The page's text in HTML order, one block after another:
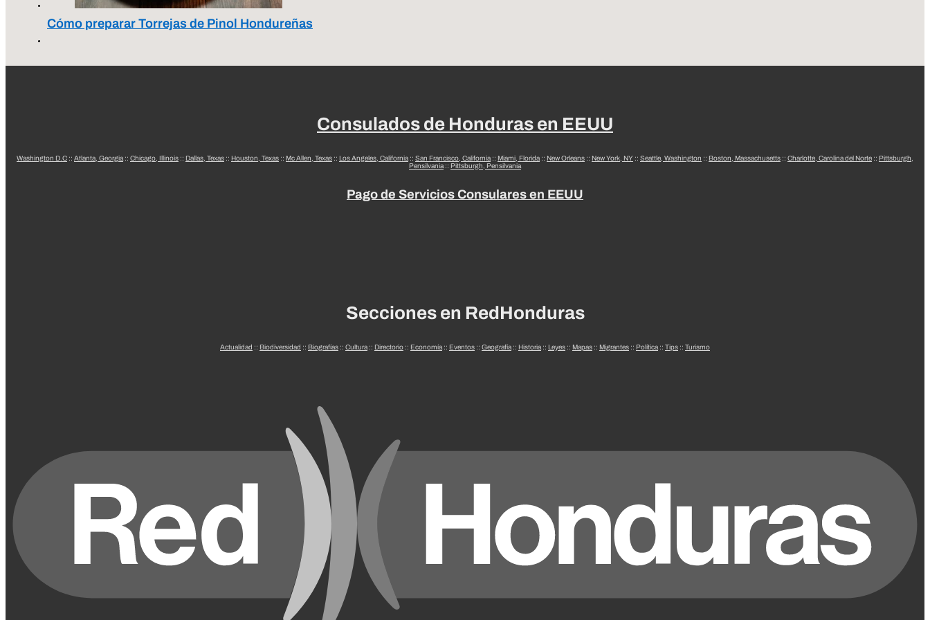
Cómo preparar Torrejas de Pinol Hondureñas
Consulados de Honduras en EEUU
Washington D.C :: Atlanta, Georgia :: Chicago, Illinois :: Dallas, Texas :: Houston, Texas :: Mc Allen, Texas :: Los Angeles, California :: San Francisco, California :: Miami, Florida :: New Orleans :: New York, NY :: Seattle, Washington :: Boston, Massachusetts :: Charlotte, Carolina del Norte :: Pittsburgh,
Pensilvania :: Pittsburgh, Pensilvania
Pago de Servicios Consulares en EEUU
Secciones en RedHonduras
Actualidad :: Biodiversidad :: Biografías :: Cultura:: Directorio :: Economía:: Eventos :: Geografía:: Historia:: Leyes :: Mapas :: Migrantes :: Política:: Tips :: Turismo